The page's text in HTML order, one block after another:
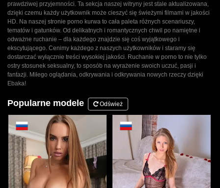
prawdziwej przyjemności. Ta sekcja naszej witryny jest stale aktualizowana,
dzięki czemu każdy użytkownik może cieszyć się świeżymi filmami w jakości
HD. Na naszej stronie porno kurwa to cała paleta różnych scenariuszy,
tematów i gatunków. Od delikatnych i romantycznych chwil po namiętne i
odważne ruchanie – dla każdego znajdzie się coś wyjątkowego i
ekscytującego. Cenimy każdego z naszych użytkowników i staramy się
dostarczać wyłącznie treści wysokiej jakości. Ruchanie w porno to nie tylko
ostry stosunek seksualny, to sposób na wyrażenie swoich uczuć, pasji i
fantazji. Miłego oglądania, odkrywania i odkrywania nowych rzeczy dzięki
Ebaka!
Popularne modele Odśwież